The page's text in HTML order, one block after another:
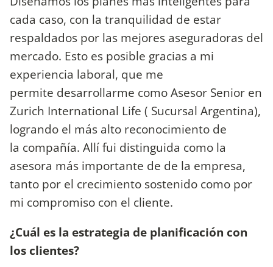
cada caso, con la tranquilidad de estar
respaldados por las mejores aseguradoras del
mercado. Esto es posible gracias a mi
experiencia laboral, que me
permite desarrollarme como Asesor Senior en
Zurich International Life ( Sucursal Argentina),
logrando el más alto reconocimiento de
la compañía. Allí fui distinguida como la
asesora más importante de de la empresa,
tanto por el crecimiento sostenido como por
mi compromiso con el cliente.
¿Cuál es la estrategia de planificación con
los clientes?